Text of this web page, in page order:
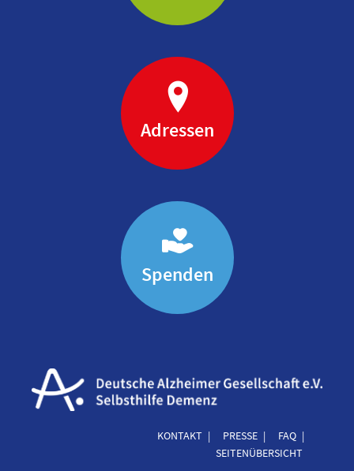
Adressen
Spenden
KONTAKT PRESSE
FAQ
SEITENÜBERSICHT